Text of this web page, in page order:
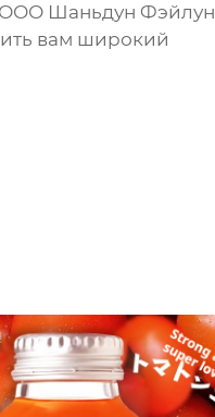
ООО Шаньдун Фэйлун
вам широкий